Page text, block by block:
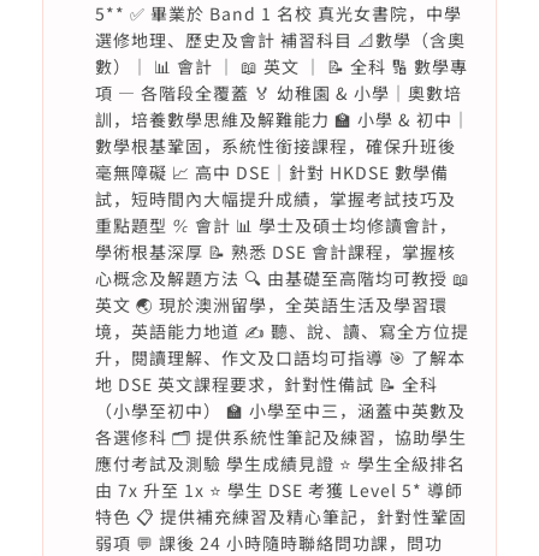
5** ✅ 畢業於 Band 1 名校 真光女書院，中學
選修地理、歷史及會計 補習科目 📐數學（含奧
數）｜ 📊 會計 ｜ 📖 英文 ｜ 📝 全科 🔢 數學專
項 — 各階段全覆蓋 🏅 幼稚園 & 小學｜奧數培
訓，培養數學思維及解難能力 🏫 小學 & 初中｜
數學根基鞏固，系統性銜接課程，確保升班後
毫無障礙 📈 高中 DSE｜針對 HKDSE 數學備
試，短時間內大幅提升成績，掌握考試技巧及
重點題型 ℀ 會計 📊 學士及碩士均修讀會計，
學術根基深厚 📝 熟悉 DSE 會計課程，掌握核
心概念及解題方法 🔍 由基礎至高階均可教授 📖
英文 🌏 現於澳洲留學，全英語生活及學習環
境，英語能力地道 ✍️ 聽、說、讀、寫全方位提
升，閱讀理解、作文及口語均可指導 🎯 了解本
地 DSE 英文課程要求，針對性備試 📝 全科
（小學至初中） 🏫 小學至中三，涵蓋中英數及
各選修科 🗂️ 提供系統性筆記及練習，協助學生
應付考試及測驗 學生成績見證 ⭐ 學生全級排名
由 7x 升至 1x ⭐ 學生 DSE 考獲 Level 5* 導師
特色 📋 提供補充練習及精心筆記，針對性鞏固
弱項 💬 課後 24 小時隨時聯絡問功課，問功